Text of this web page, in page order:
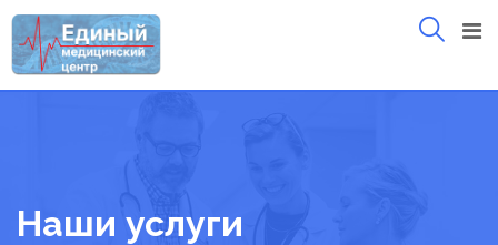
Skip
to
content
Наши услуги